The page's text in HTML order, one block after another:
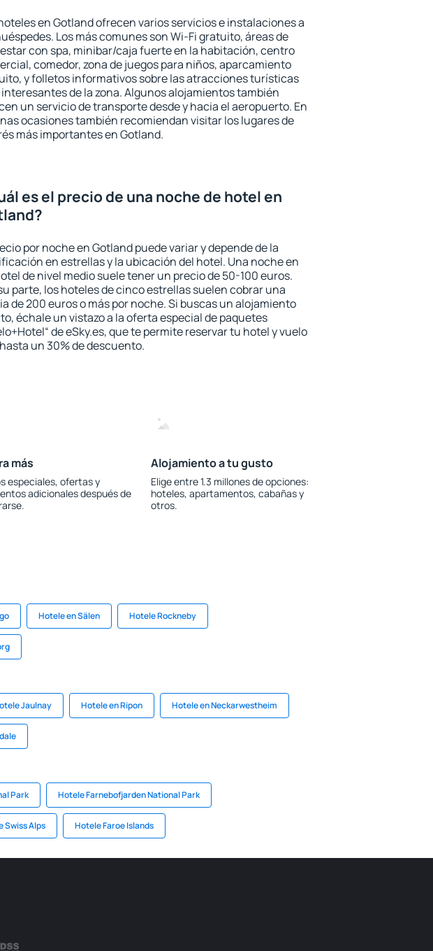
en Gotland ofrecen varios servicios e instalaciones a
Los más comunes son Wi-Fi gratuito, áreas de
con spa, minibar/caja fuerte en la habitación, centro
comedor, zona de juegos para niños, aparcamiento
y folletos informativos sobre las atracciones turísticas
interesantes de la zona. Algunos alojamientos también
un servicio de transporte desde y hacia el aeropuerto. En
ocasiones también recomiendan visitar los lugares de
más importantes en Gotland.
es el precio de una noche de hotel en
por noche en Gotland puede variar y depende de la
en estrellas y la ubicación del hotel. Una noche en
de nivel medio suele tener un precio de 50-100 euros.
parte, los hoteles de cinco estrellas suelen cobrar una
de 200 euros o más por noche. Si buscas un alojamiento
échale un vistazo a la oferta especial de paquetes
de eSky.es, que te permite reservar tu hotel y vuelo
un 30% de descuento.
más
especiales, ofertas y
adicionales después de
Alojamiento a tu gusto
Elige entre 1.3 millones de opciones:
hoteles, apartamentos, cabañas y
otros.
Hotele en Sälen Hotele Rockneby
Jaulnay Hotele en Ripon Hotele en Neckarwestheim
Park Hotele Farnebofjarden National Park
Swiss Alps Hotele Faroe Islands